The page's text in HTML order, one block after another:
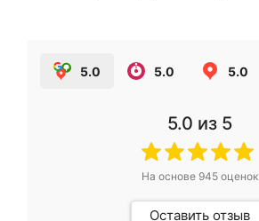
5.0 5.0 5.0
5.0 из 5
На основе 945оценок
Оставить отзыв